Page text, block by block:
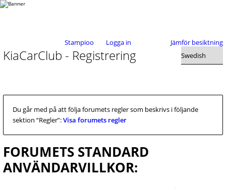
Stampioo Logga in Jämför besiktning
KiaCarClub - Registrering
Du går med på att följa forumets regler som beskrivs i följande
sektion “Regler”:Visa forumets regler
FORUMETS STANDARD
ANVÄNDARVILLKOR: